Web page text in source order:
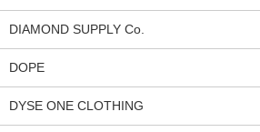
DIAMOND SUPPLY Co.
DOPE
DYSE ONE CLOTHING